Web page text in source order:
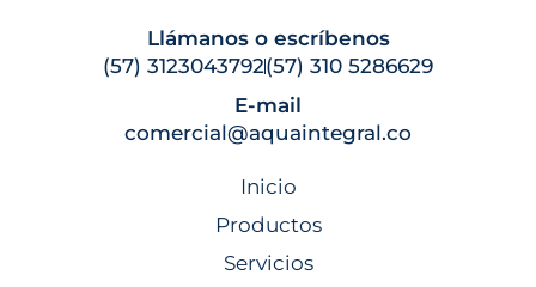
Llámanos o escríbenos
(57) 3123043792(57) 310 5286629
E-mail
comercial@aquaintegral.co
Inicio
Productos
Servicios